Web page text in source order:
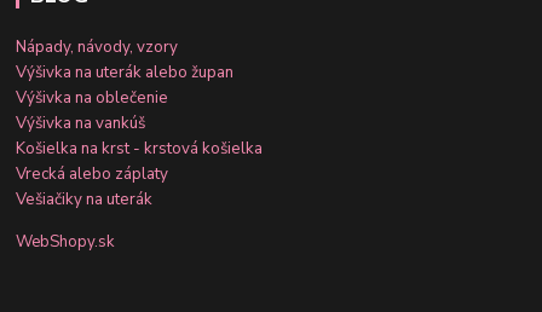
Nápady, návody, vzory
Výšivka na uterák alebo župan
Výšivka na oblečenie
Výšivka na vankúš
Košielka na krst - krstová košielka
Vrecká alebo záplaty
Vešiačiky na uterák
WebShopy.sk